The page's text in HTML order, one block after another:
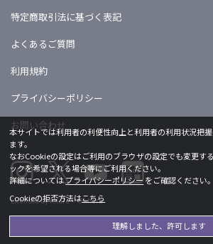
特定商取引法に基づく表記
よくあるご質問
利用規約
プライバシーポリシー
お問い合わせ
Licensed by khara ©khara
本サイトでは利用者の利便性向上と利用者の利用状況把
ます。
なおCookieの設定はご利用のブラウザの設定でも変更す
ックを希望される場合等にご利用ください。
詳細についてはプライバシーポリシーをご確認ください。
Cookieの拒否方法はこちら
理解しました、許可します